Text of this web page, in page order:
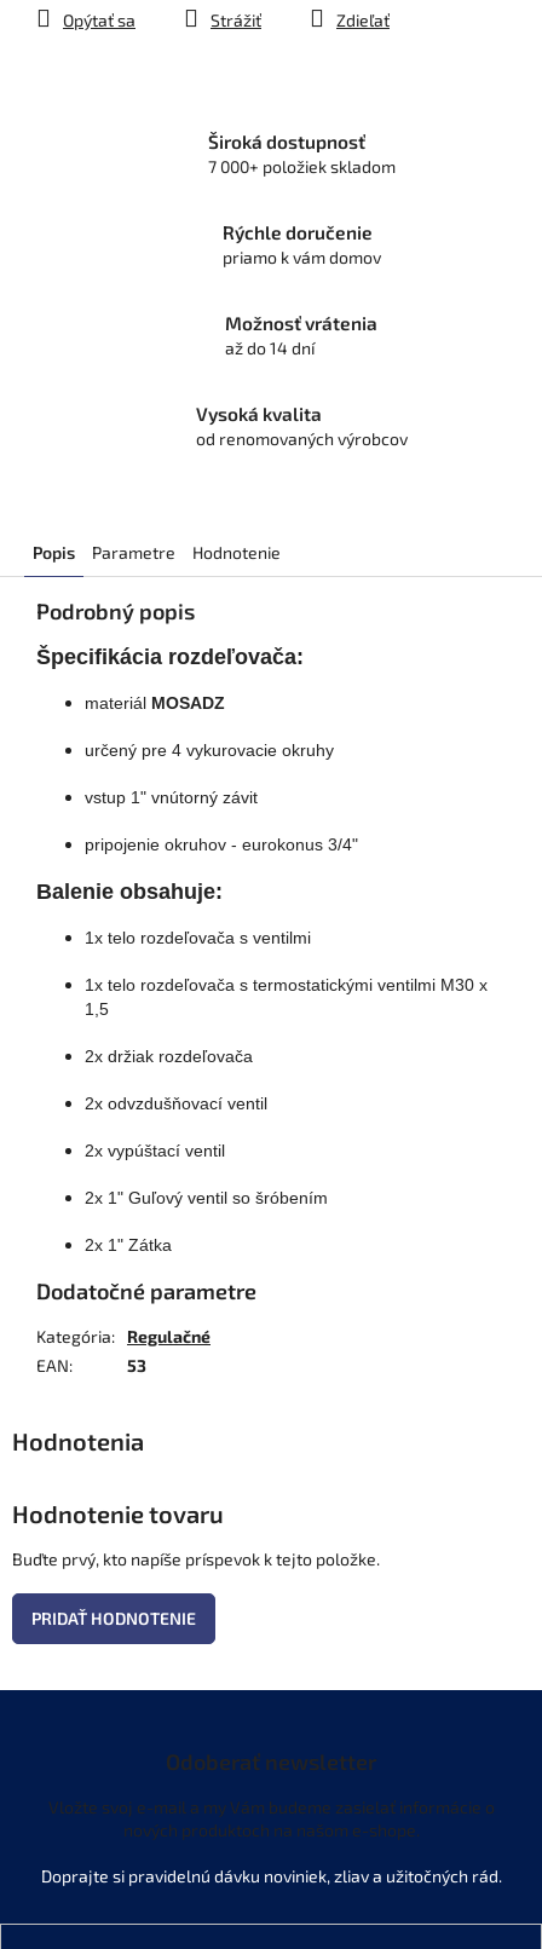
Opýtať sa Strážiť Zdieľať
Široká dostupnosť
7 000+ položiek skladom
Rýchle doručenie
priamo k vám domov
Možnosť vrátenia
až do 14 dní
Vysoká kvalita
od renomovaných výrobcov
Popis Parametre Hodnotenie
Podrobný popis
Špecifikácia rozdeľovača:
materiál MOSADZ
určený pre 4 vykurovacie okruhy
vstup 1" vnútorný závit
pripojenie okruhov - eurokonus 3/4"
Balenie obsahuje:
1x telo rozdeľovača s ventilmi
1x telo rozdeľovača s termostatickými ventilmi M30 x
1,5
2x držiak rozdeľovača
2x odvzdušňovací ventil
2x vypúštací ventil
2x 1" Guľový ventil so šróbením
2x 1" Zátka
Dodatočné parametre
Kategória:
Regulačné
EAN: 53
Hodnotenie tovaru
Buďte prvý, kto napíše príspevok k tejto položke.
PRIDAŤ HODNOTENIE
Odoberať newsletter
Vložte svoj e-mail a my Vám budeme zasielať informácie o
nových produktoch na našom e-shope.